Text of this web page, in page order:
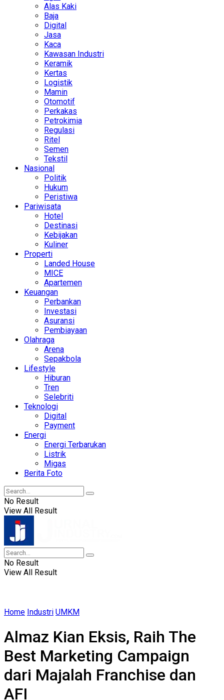
Alas Kaki
Baja
Digital
Jasa
Kaca
Kawasan Industri
Keramik
Kertas
Logistik
Mamin
Otomotif
Perkakas
Petrokimia
Regulasi
Ritel
Semen
Tekstil
Nasional
Politik
Hukum
Peristiwa
Pariwisata
Hotel
Destinasi
Kebijakan
Kuliner
Properti
Landed House
MICE
Apartemen
Keuangan
Perbankan
Investasi
Asuransi
Pembiayaan
Olahraga
Arena
Sepakbola
Lifestyle
Hiburan
Tren
Selebriti
Teknologi
Digital
Payment
Energi
Energi Terbarukan
Listrik
Migas
Berita Foto
No Result
View All Result
No Result
View All Result
Home Industri UMKM
Almaz Kian Eksis, Raih The
Best Marketing Campaign
dari Majalah Franchise dan
AFI